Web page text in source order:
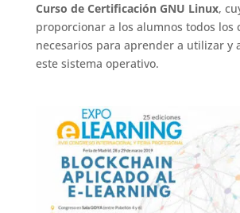
Curso de Certificación GNU Linux,
proporcionar a los alumnos todos los
necesarios para aprender a utilizar y
este sistema operativo.